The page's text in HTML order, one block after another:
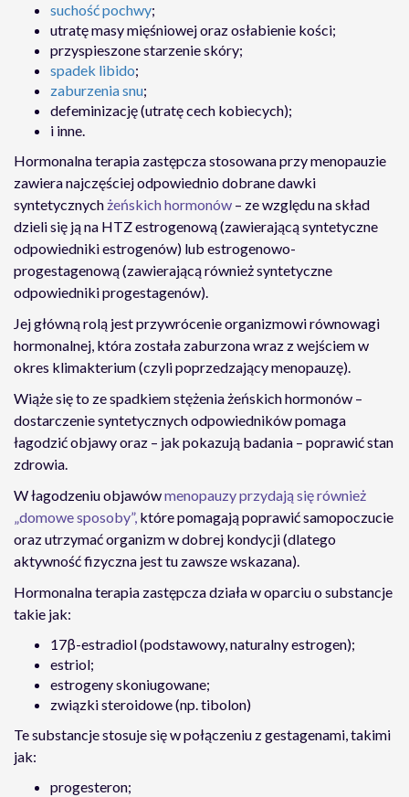
suchość pochwy;
utratę masy mięśniowej oraz osłabienie kości;
przyspieszone starzenie skóry;
spadek libido;
zaburzenia snu;
defeminizację (utratę cech kobiecych);
i inne.
Hormonalna terapia zastępcza stosowana przy menopauzie
zawiera najczęściej odpowiednio dobrane dawki
syntetycznychżeńskich hormonów – ze względu na skład
dzieli się ją na HTZ estrogenową (zawierającą syntetyczne
odpowiedniki estrogenów) lub estrogenowo-
progestagenową (zawierającą również syntetyczne
odpowiedniki progestagenów).
Jej główną rolą jest przywrócenie organizmowi równowagi
hormonalnej, która została zaburzona wraz z wejściem w
okres klimakterium (czyli poprzedzający menopauzę).
Wiąże się to ze spadkiem stężenia żeńskich hormonów –
dostarczenie syntetycznych odpowiedników pomaga
łagodzić objawy oraz – jak pokazują badania – poprawić stan
zdrowia.
W łagodzeniu objawówmenopauzy przydają się również
„domowe sposoby”, które pomagają poprawić samopoczucie
oraz utrzymać organizm w dobrej kondycji (dlatego
aktywność fizyczna jest tu zawsze wskazana).
Hormonalna terapia zastępcza działa w oparciu o substancje
takie jak:
17β-estradiol (podstawowy, naturalny estrogen);
estriol;
estrogeny skoniugowane;
związki steroidowe (np. tibolon)
Te substancje stosuje się w połączeniu z gestagenami, takimi
jak:
progesteron;